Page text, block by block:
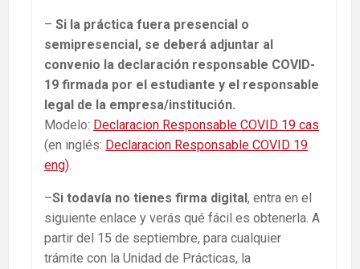
– Si la práctica fuera presencial o
semipresencial, se deberá adjuntar al
convenio la declaración responsable COVID-
19 firmada por el estudiante y el responsable
legal de la empresa/institución.
Modelo: Declaracion Responsable COVID 19 cas
(en inglés: Declaracion Responsable COVID 19
eng).
–Si todavía no tienes firma digital, entra en el
siguiente enlace y verás qué fácil es obtenerla. A
partir del 15 de septiembre, para cualquier
trámite con la Unidad de Prácticas, la